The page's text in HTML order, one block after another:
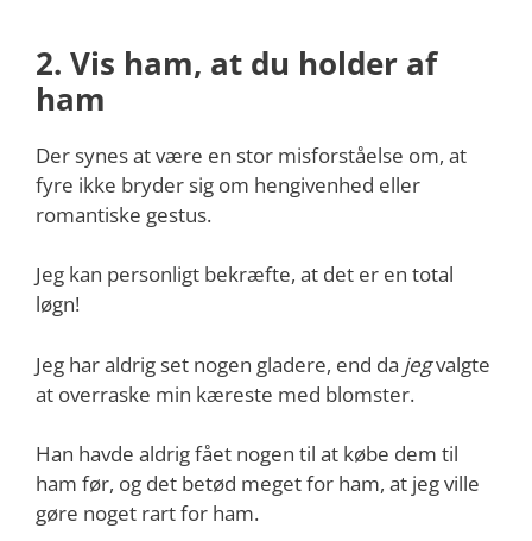
2. Vis ham, at du holder af
ham
Der synes at være en stor misforståelse om, at
fyre ikke bryder sig om hengivenhed eller
romantiske gestus.
Jeg kan personligt bekræfte, at det er en total
løgn!
Jeg har aldrig set nogen gladere, end da jegvalgte
at overraske min kæreste med blomster.
Han havde aldrig fået nogen til at købe dem til
ham før, og det betød meget for ham, at jeg ville
gøre noget rart for ham.